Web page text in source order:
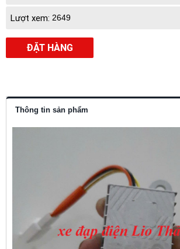
Lượt xem: 2649
ĐẶT HÀNG
Thông tin sản phẩm